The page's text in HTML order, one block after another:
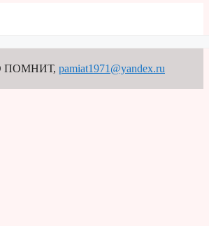
ПОМНИТ, pamiat1971@yandex.ru